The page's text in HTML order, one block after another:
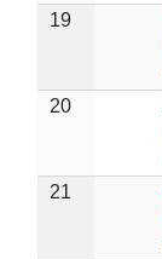
19
20
21